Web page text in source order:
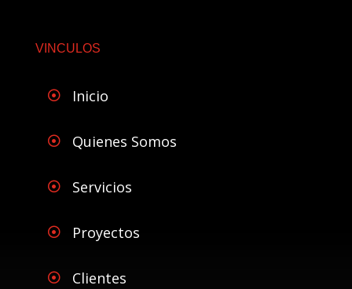
VINCULOS
 Inicio
 Quienes Somos
 Servicios
 Proyectos
 Clientes